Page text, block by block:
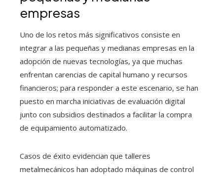
empresas
Uno de los retos más significativos consiste en
integrar a las pequeñas y medianas empresas en la
adopción de nuevas tecnologías, ya que muchas
enfrentan carencias de capital humano y recursos
financieros; para responder a este escenario, se han
puesto en marcha iniciativas de evaluación digital
junto con subsidios destinados a facilitar la compra
de equipamiento automatizado.
Casos de éxito evidencian que talleres
metalmecánicos han adoptado máquinas de control